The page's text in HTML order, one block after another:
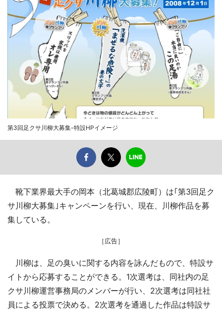
第3回足クサ川柳大募集-特設HPイメージ
靴下業界最大手の岡本（北葛城郡広陵町）は｢第3回足ク
サ川柳大募集｣キャンペーンを行い、現在、川柳作品を募
集している。
［広告］
川柳は、足の臭いに関する内容を詠んだもので、特設サ
イトから応募することができる。1次選考は、同社内の足
クサ川柳運営事務局のメンバーが行い、2次選考は同社社
員による投票で決める。2次選考を通過した作品は特設サ